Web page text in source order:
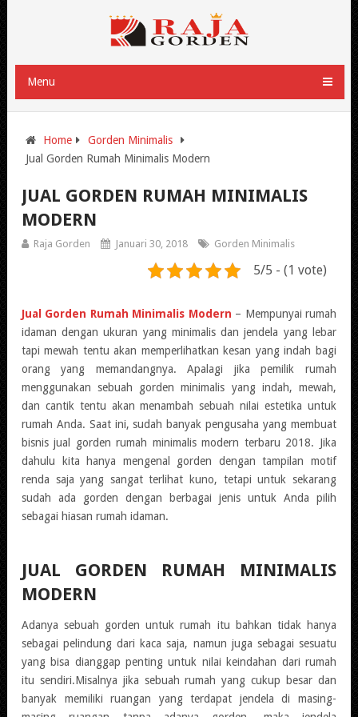
Menu
Home
Gorden Minimalis
Jual Gorden Rumah Minimalis Modern
JUAL GORDEN RUMAH MINIMALIS
MODERN
Raja Gorden Januari 30, 2018 Gorden Minimalis
5/5 - (1 vote)
Jual Gorden Rumah Minimalis Modern – Mempunyai rumah
idaman dengan ukuran yang minimalis dan jendela yang lebar
tapi mewah tentu akan memperlihatkan kesan yang indah bagi
orang yang memandangnya. Apalagi jika pemilik rumah
menggunakan sebuah gorden minimalis yang indah, mewah,
dan cantik tentu akan menambah sebuah nilai estetika untuk
rumah Anda. Saat ini, sudah banyak pengusaha yang membuat
bisnis jual gorden rumah minimalis modern terbaru 2018. Jika
dahulu kita hanya mengenal gorden dengan tampilan motif
renda saja yang sangat terlihat kuno, tetapi untuk sekarang
sudah ada gorden dengan berbagai jenis untuk Anda pilih
sebagai hiasan rumah idaman.
JUAL GORDEN RUMAH MINIMALIS
MODERN
Adanya sebuah gorden untuk rumah itu bahkan tidak hanya
sebagai pelindung dari kaca saja, namun juga sebagai sesuatu
yang bisa dianggap penting untuk nilai keindahan dari rumah
itu sendiri.Misalnya jika sebuah rumah yang cukup besar dan
banyak memiliki ruangan yang terdapat jendela di masing-